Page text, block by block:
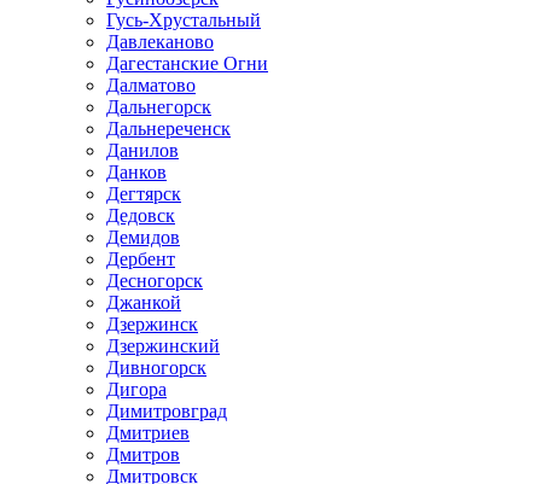
Гусь-Хрустальный
Давлеканово
Дагестанские Огни
Далматово
Дальнегорск
Дальнереченск
Данилов
Данков
Дегтярск
Дедовск
Демидов
Дербент
Десногорск
Джанкой
Дзержинск
Дзержинский
Дивногорск
Дигора
Димитровград
Дмитриев
Дмитров
Дмитровск